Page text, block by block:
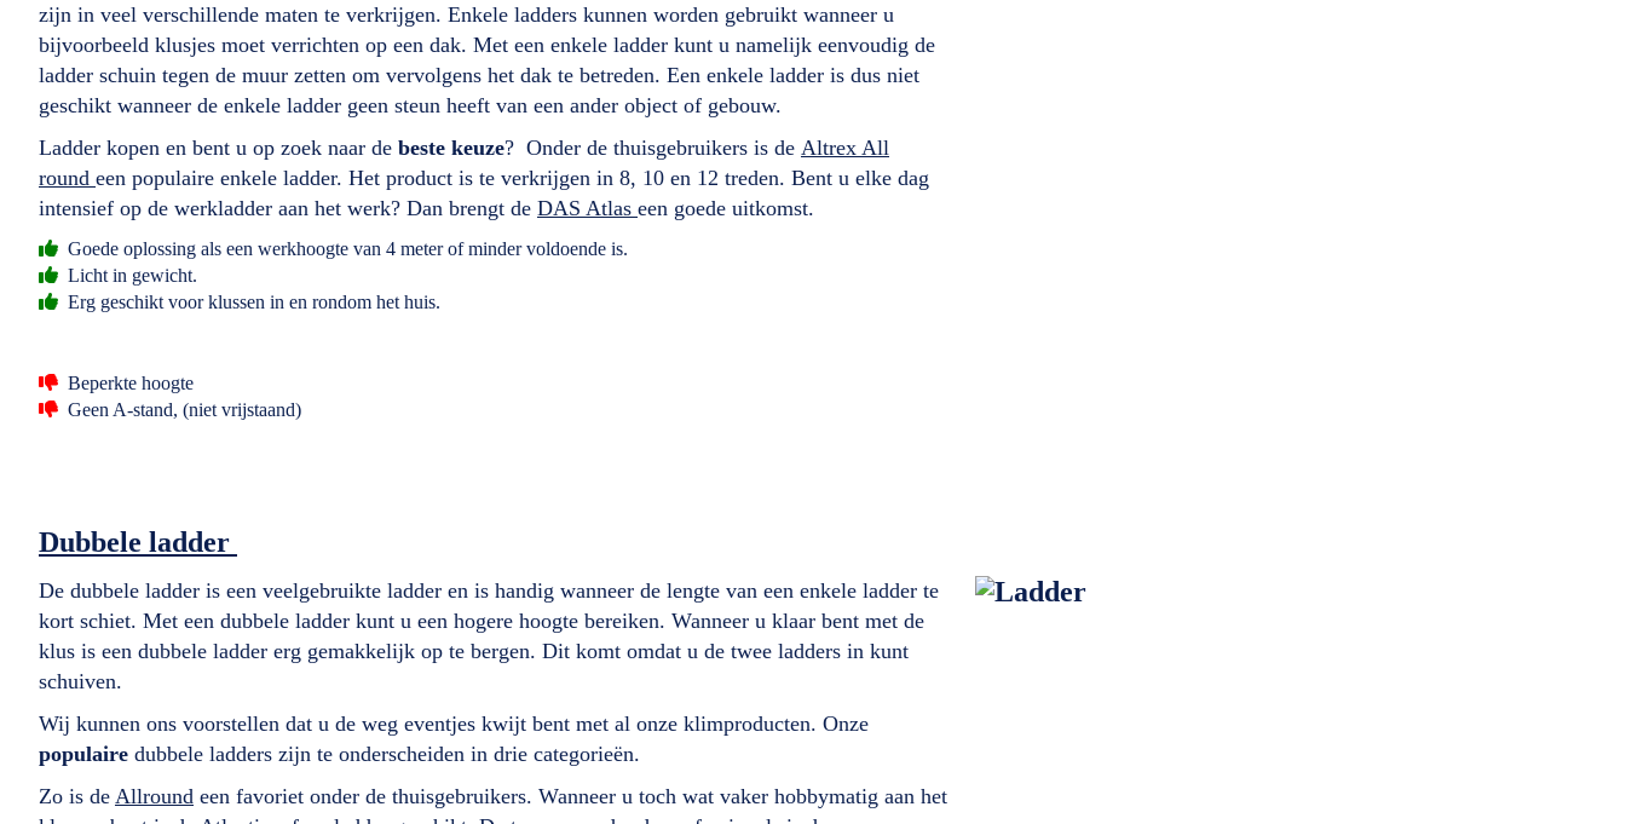
zijn in veel verschillende maten te verkrijgen. Enkele ladders kunnen worden gebruikt wanneer u
bijvoorbeeld klusjes moet verrichten op een dak. Met een enkele ladder kunt u namelijk eenvoudig de
ladder schuin tegen de muur zetten om vervolgens het dak te betreden. Een enkele ladder is dus niet
geschikt wanneer de enkele ladder geen steun heeft van een ander object of gebouw.
Ladder kopen en bent u op zoek naar de beste keuze? Onder de thuisgebruikers is de Altrex All
round een populaire enkele ladder. Het product is te verkrijgen in 8, 10 en 12 treden. Bent u elke dag
intensief op de werkladder aan het werk? Dan brengt de DAS Atlas een goede uitkomst.
Goede oplossing als een werkhoogte van 4 meter of minder voldoende is.
Licht in gewicht.
Erg geschikt voor klussen in en rondom het huis.
Beperkte hoogte
Geen A-stand, (niet vrijstaand)
Dubbele ladder
De dubbele ladder is een veelgebruikte ladder en is handig wanneer de lengte van een enkele ladder te
kort schiet. Met een dubbele ladder kunt u een hogere hoogte bereiken. Wanneer u klaar bent met de
klus is een dubbele ladder erg gemakkelijk op te bergen. Dit komt omdat u de twee ladders in kunt
schuiven.
Wij kunnen ons voorstellen dat u de weg eventjes kwijt bent met al onze klimproducten. Onze
populaire dubbele ladders zijn te onderscheiden in drie categorieën.
Zo is de Allround een favoriet onder de thuisgebruikers. Wanneer u toch wat vaker hobbymatig aan het